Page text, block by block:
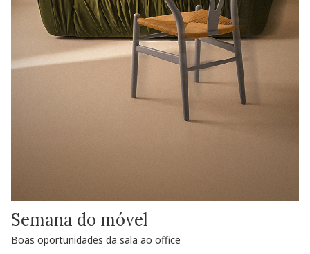
Semana do móvel
Boas oportunidades da sala ao office